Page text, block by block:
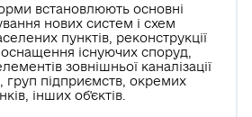
встановлюють основні
нових систем і схем
пунктів, реконструкції
існуючих споруд,
зовнішньої каналізації
груп підприємств, окремих
інших об'єктів.